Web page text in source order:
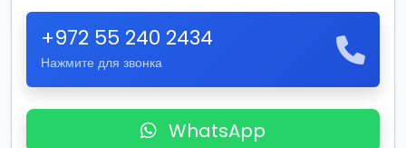
+972 55 240 2434
Нажмите для звонка
WhatsApp